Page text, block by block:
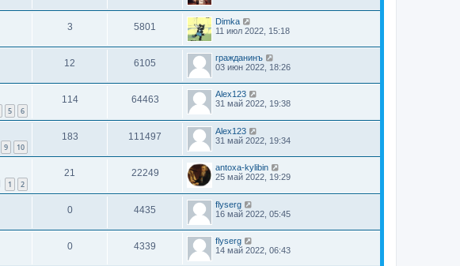
3 5801
Dimka
11 июл 2022, 15:18
12 6105
гражданинъ
03 июн 2022, 18:26
5 6
114 64463
Alex123
31 май 2022, 19:38
9 10
183 111497
Alex123
31 май 2022, 19:34
1 2
21 22249
antoxa-kylibin
25 май 2022, 19:29
0 4435
flyserg
16 май 2022, 05:45
0 4339
flyserg
14 май 2022, 06:43